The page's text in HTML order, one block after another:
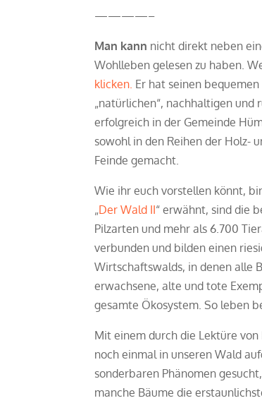
————–
Man kann nicht direkt neben
Wohlleben gelesen zu haben.
klicken. Er hat seinen
„natürlichen“, nachhaltigen
erfolgreich in der Gemeinde
sowohl in den Reihen der Holz-
Feinde gemacht.
Wie ihr euch vorstellen könnt,
„Der Wald II“ erwähnt, sind die
Pilzarten und mehr als 6.700
verbunden und bilden einen
Wirtschaftswalds, in denen alle
erwachsene, alte und tote
gesamte Ökosystem. So leben
Mit einem durch die Lektüre
noch einmal in unseren Wald
sonderbaren Phänomen
manche Bäume die